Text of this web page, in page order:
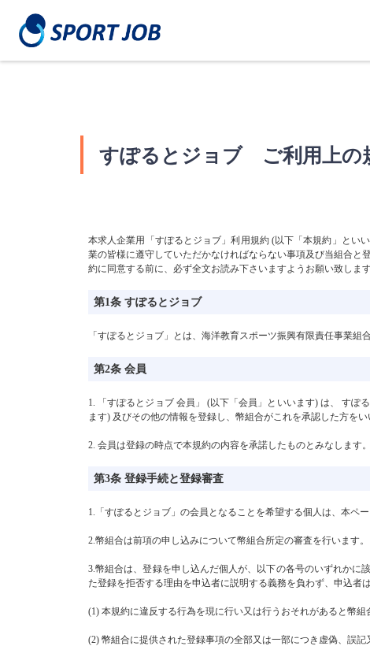
すぽるとジョブ ご利用上の
本求人企業用「すぽるとジョブ」利用規約 (以下「本規約」とい
業の皆様に遵守していただかなければならない事項及び当組合
約に同意する前に、必ず全文お読み下さいますようお願い致します
第1条 すぽるとジョブ
「すぽるとジョブ」とは、海洋教育スポーツ振興有限責任事業組
第2条 会員
1. 「すぽるとジョブ 会員」 (以下「会員」といいます) は、 す
ます) 及びその他の情報を登録し、幣組合がこれを承認した方を
2. 会員は登録の時点で本規約の内容を承諾したものとみなします。
第3条 登録手続と登録審査
1.「すぽるとジョブ」の会員となることを希望する個人は、本ペ
2.幣組合は前項の申し込みについて幣組合所定の審査を行います。
3.幣組合は、登録を申し込んだ個人が、以下の各号のいずれかに
た登録を拒否する理由を申込者に説明する義務を負わず、申込者
(1) 本規約に違反する行為を現に行い又は行うおそれがあると幣組
(2) 幣組合に提供された登録事項の全部又は一部につき虚偽、誤記